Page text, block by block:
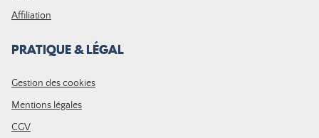
Affiliation
PRATIQUE & LÉGAL
Gestion des cookies
Mentions légales
CGV